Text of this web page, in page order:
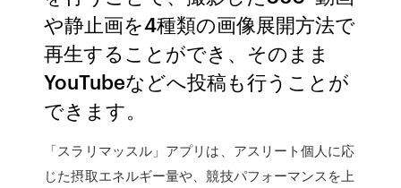
や静止画を4種類の画像展開方法で
再生することができ、そのまま
YouTubeなどへ投稿も行うことが
できます。
「スラリマッスル」アプリは、アスリート個人に応
じた摂取エネルギー量や、競技パフォーマンスを上